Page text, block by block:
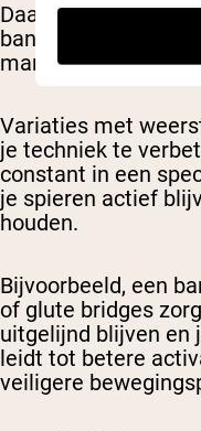
Daarom trainen
banden: ze dagen je
manier uit dan een
Variaties met
je techniek te
constant in een
je spieren actief
houden.
Bijvoorbeeld, een
of glute bridges
uitgelijnd blijven en
leidt tot betere
veiligere